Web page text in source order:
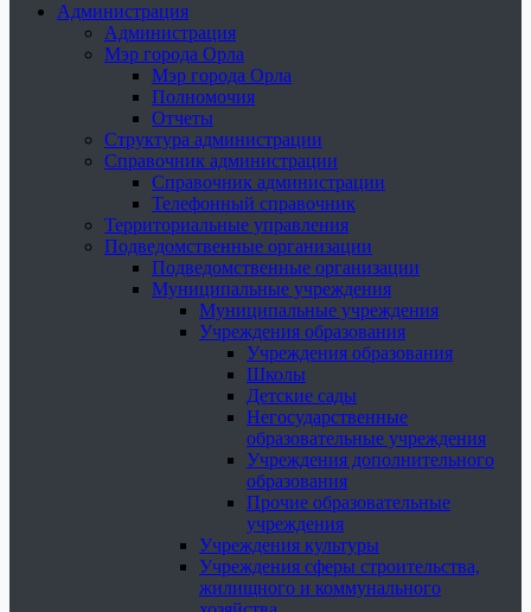
Администрация
Администрация
Мэр города Орла
Мэр города Орла
Полномочия
Отчеты
Структура администрации
Справочник администрации
Справочник администрации
Телефонный справочник
Территориальные управления
Подведомственные организации
Подведомственные организации
Муниципальные учреждения
Муниципальные учреждения
Учреждения образования
Учреждения образования
Школы
Детские сады
Негосударственные
образовательные учреждения
Учреждения дополнительного
образования
Прочие образовательные
учреждения
Учреждения культуры
Учреждения сферы строительства,
жилищного и коммунального